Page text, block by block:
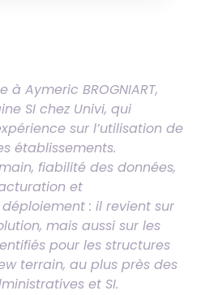
Aymeric BROGNIART,
SI chez Univi, qui
sur l’utilisation de
établissements.
fiabilité des données,
et
: il revient sur
mais aussi sur les
pour les structures
terrain, au plus près des
et SI.